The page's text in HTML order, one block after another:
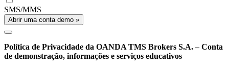
SMS/MMS
Abrir uma conta demo »
Política de Privacidade da OANDA TMS Brokers S.A. – Conta
de demonstração, informações e serviços educativos